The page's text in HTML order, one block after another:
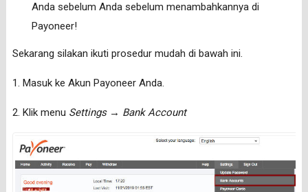
Anda sebelum Anda sebelum menambahkannya di
Payoneer!
Sekarang silakan ikuti prosedur mudah di bawah ini.
1. Masuk ke Akun Payoneer Anda.
2. Klik menu Settings → Bank Account